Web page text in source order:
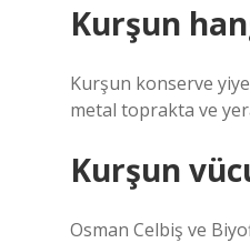
Kurşun
Kurşun konserve
metal toprakta ve
Kurşun
Osman Celbiş ve